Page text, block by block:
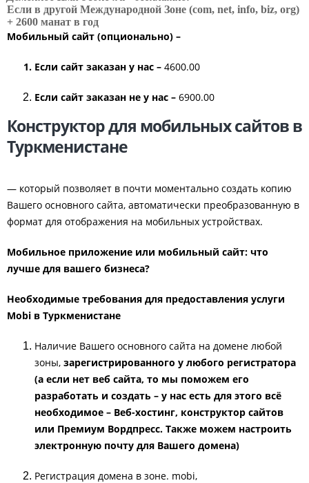
Если в другой Международной Зоне (com, net, info, biz, org)
+ 2600 манат в год
Мобильный сайт (опционально) –
1. Если сайт заказан у нас – 4600.00
Если сайт заказан не у нас – 6900.00
Конструктор для мобильных сайтов в
Туркменистане
— который позволяет в почти моментально создать копию
Вашего основного сайта, автоматически преобразованную в
формат для отображения на мобильных устройствах.
Мобильное приложение или мобильный сайт: что
лучше для вашего бизнеса?
Необходимые требования для предоставления услуги
Mobi в Туркменистане
Наличие Вашего основного сайта на домене любой
зоны, зарегистрированного у любого регистратора
(а если нет веб сайта, то мы поможем его
разработать и создать – у нас есть для этого всё
необходимое – Веб-хостинг, конструктор сайтов
или Премиум Вордпресс. Также можем настроить
электронную почту для Вашего домена)
Регистрация домена в зоне. mobi,